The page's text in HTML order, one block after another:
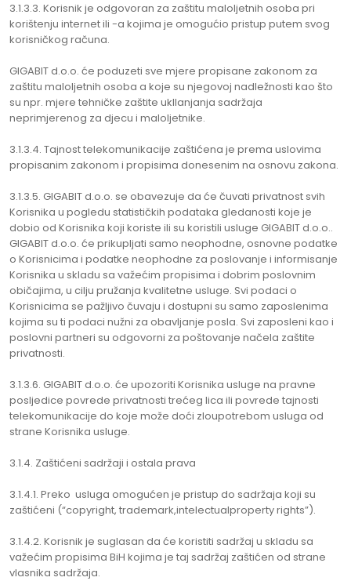
3.1.3.3. Korisnik je odgovoran za zaštitu maloljetnih osoba pri
korištenju internet ili -a kojima je omogućio pristup putem svog
korisničkog računa.
GIGABIT d.o.o. će poduzeti sve mjere propisane zakonom za
zaštitu maloljetnih osoba a koje su njegovoj nadležnosti kao što
su npr. mjere tehničke zaštite ukllanjanja sadržaja
neprimjerenog za djecu i maloljetnike.
3.1.3.4. Tajnost telekomunikacije zaštićena je prema uslovima
propisanim zakonom i propisima donesenim na osnovu zakona.
3.1.3.5. GIGABIT d.o.o. se obavezuje da će čuvati privatnost svih
Korisnika u pogledu statističkih podataka gledanosti koje je
dobio od Korisnika koji koriste ili su koristili usluge GIGABIT d.o.o..
GIGABIT d.o.o. će prikupljati samo neophodne, osnovne podatke
o Korisnicima i podatke neophodne za poslovanje i informisanje
Korisnika u skladu sa važećim propisima i dobrim poslovnim
običajima, u cilju pružanja kvalitetne usluge. Svi podaci o
Korisnicima se pažljivo čuvaju i dostupni su samo zaposlenima
kojima su ti podaci nužni za obavljanje posla. Svi zaposleni kao i
poslovni partneri su odgovorni za poštovanje načela zaštite
privatnosti.
3.1.3.6. GIGABIT d.o.o. će upozoriti Korisnika usluge na pravne
posljedice povrede privatnosti trećeg lica ili povrede tajnosti
telekomunikacije do koje može doći zloupotrebom usluga od
strane Korisnika usluge.
3.1.4. Zaštićeni sadržaji i ostala prava
3.1.4.1. Preko usluga omogućen je pristup do sadržaja koji su
zaštićeni (“copyright, trademark,intelectualproperty rights”).
3.1.4.2. Korisnik je suglasan da će koristiti sadržaj u skladu sa
važećim propisima BiH kojima je taj sadržaj zaštićen od strane
vlasnika sadržaja.